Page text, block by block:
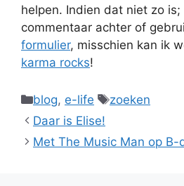
helpen. Indien dat niet zo
commentaar achter of
formulier, misschien kan ik
karma rocks!
Categories
blog, e-life Tags
zoeken
Daar is Elise!
Met The Music Man op B-